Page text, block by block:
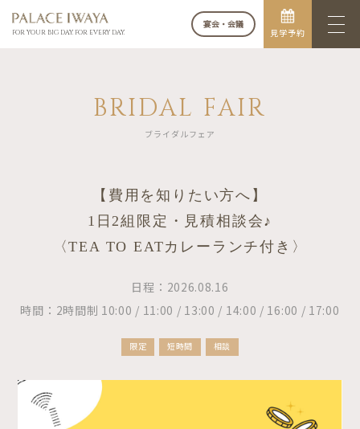
FOR YOUR BIG DAY. FOR EVERY DAY.
宴会・会議
見学予約
BRIDAL FAIR
ブライダルフェア
【費用を知りたい方へ】
1日2組限定・見積相談会♪
〈TEA TO EATカレーランチ付き〉
日程：2026.08.16
時間：2時間制 10:00 / 11:00 / 13:00 / 14:00 / 16:00 / 17:00
限定 短時間 相談